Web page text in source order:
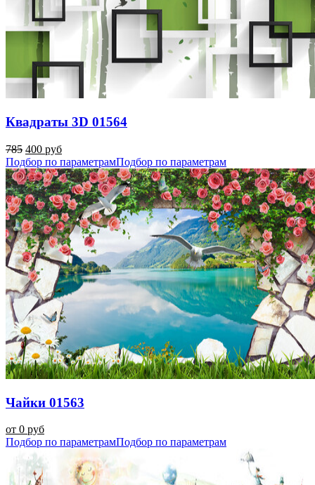
Квадраты 3D 01564
785 400 руб
Подбор по параметрамПодбор по параметрам
Чайки 01563
от 0 руб
Подбор по параметрамПодбор по параметрам